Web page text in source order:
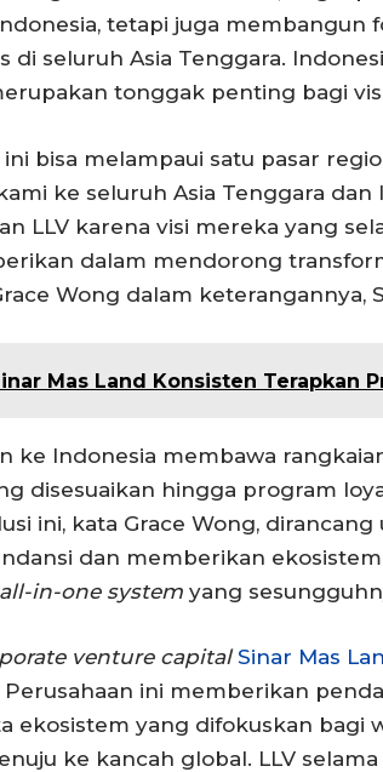
tetapi juga membangun
di seluruh Asia Tenggara.
tonggak penting bagi
ini bisa melampaui satu pasar
ke seluruh Asia Tenggara
LLV karena visi mereka yang
dalam mendorong
Wong dalam keterangannya,
Mas Land Konsisten Terapkan
ke Indonesia membawa
disesuaikan hingga program
ini, kata Grace Wong,
dan memberikan
all-in-one systemyang
venture capitalSinar Mas
Perusahaan ini memberikan
ekosistem yang difokuskan bagi
ke kancah global. LLV